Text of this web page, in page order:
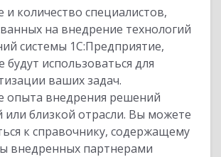
и количество специалистов,
на внедрение технологий
системы 1С:Предприятие,
будут использоваться для
ваших задач.
опыта внедрения решений
или близкой отрасли. Вы можете
к справочнику, содержащему
внедренных партнерами